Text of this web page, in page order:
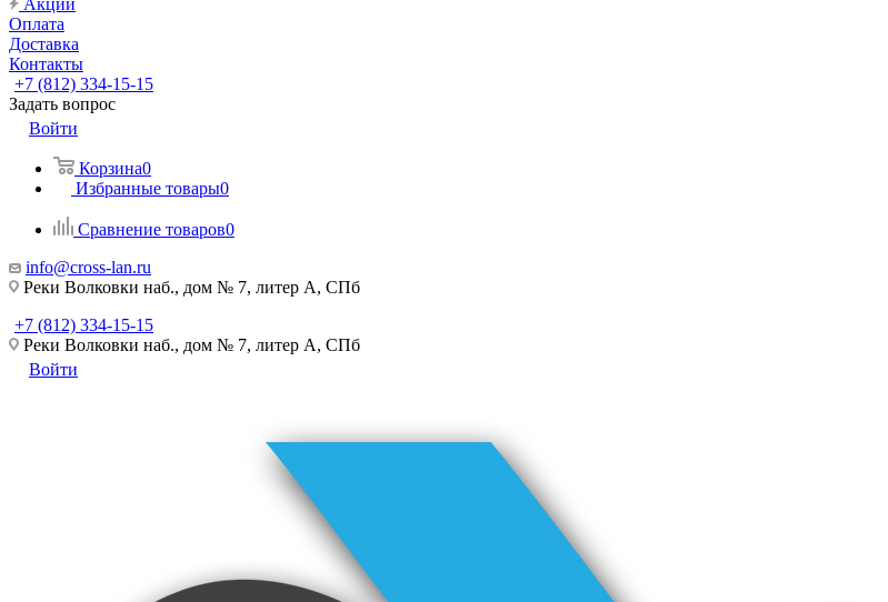
Акции
Оплата
Доставка
Контакты
+7 (812) 334-15-15
Задать вопрос
Войти
Корзина0
Избранные товары0
Сравнение товаров0
info@cross-lan.ru
Реки Волковки наб., дом № 7, литер А, СПб
+7 (812) 334-15-15
Реки Волковки наб., дом № 7, литер А, СПб
Войти